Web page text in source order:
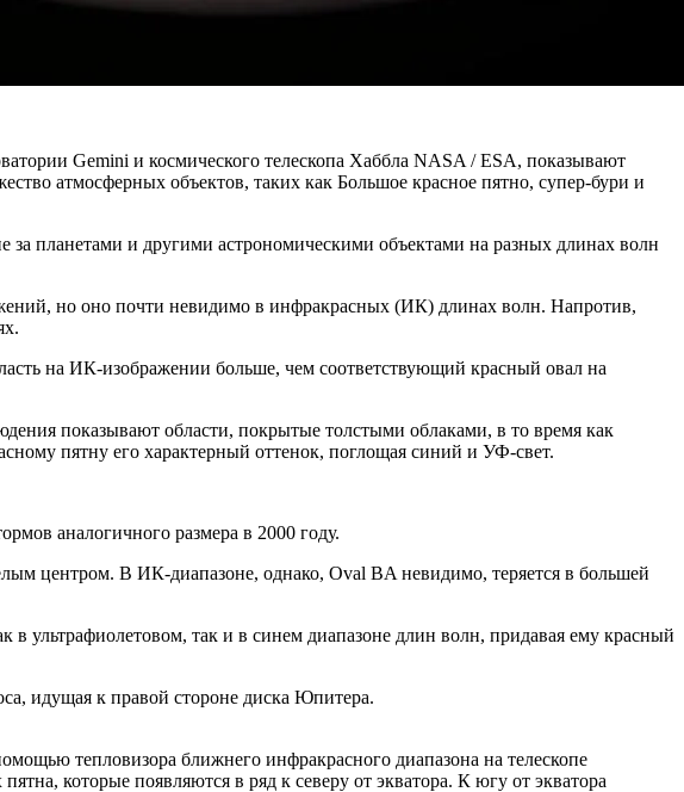
Gemini и космического телескопа Хаббла NASA / ESA, показывают
атмосферных объектов, таких как Большое красное пятно, супер-бури и
планетами и другими астрономическими объектами на разных длинах волн
но оно почти невидимо в инфракрасных (ИК) длинах волн. Напротив,
на ИК-изображении больше, чем соответствующий красный овал на
показывают области, покрытые толстыми облаками, в то время как
пятну его характерный оттенок, поглощая синий и УФ-свет.
аналогичного размера в 2000 году.
центром. В ИК-диапазоне, однако, Oval BA невидимо, теряется в большей
ультрафиолетовом, так и в синем диапазоне длин волн, придавая ему красный
идущая к правой стороне диска Юпитера.
тепловизора ближнего инфракрасного диапазона на телескопе
которые появляются в ряд к северу от экватора. К югу от экватора